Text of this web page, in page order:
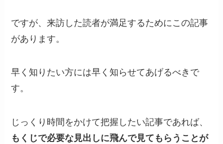
ですが、来訪した読者が満足するためにこの記事
があります。
早く知りたい方には早く知らせてあげるべきで
す。
じっくり時間をかけて把握したい記事であれば、
もくじで必要な見出しに飛んで見てもらうことが